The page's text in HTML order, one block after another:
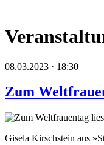
08.03.2023 · 18:30
Zum
Gisela Kirschstein aus